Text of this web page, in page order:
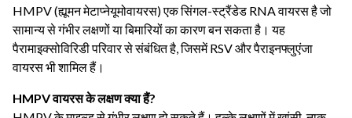
HMPV (ह्यूमन मेटाप्नेयूमोवायरस) एक सिंगल-स्ट्रैंडेड RNA वायरस है जो
सामान्य से गंभीर लक्षणों या बिमारियों का कारण बन सकता है। यह
पैरामाइक्सोविरिडी परिवार से संबंधित है, जिसमें RSV और पैराइनफ्लुएंजा
वायरस भी शामिल हैं।
HMPV वायरस के लक्षण क्या हैं?